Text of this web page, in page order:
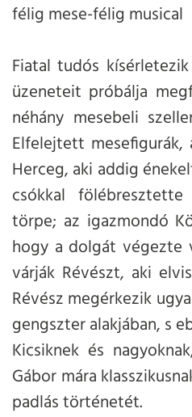
félig mese-félig musical
Fiatal tudós
üzeneteit próbálja
néhány mesebeli
Elfelejtett
Herceg, aki addig
csókkal
törpe; az igazmondó
hogy a dolgát végezte
várják Révészt, aki
Révész megérkezik
gengszter alakjában, s
Kicsiknek és
Gábor mára
padlás történetét.